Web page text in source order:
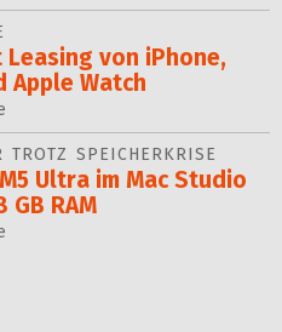
von iPhone,
Apple Watch
TROTZ SPEICHERKRISE
Ultra im Mac Studio
GB RAM